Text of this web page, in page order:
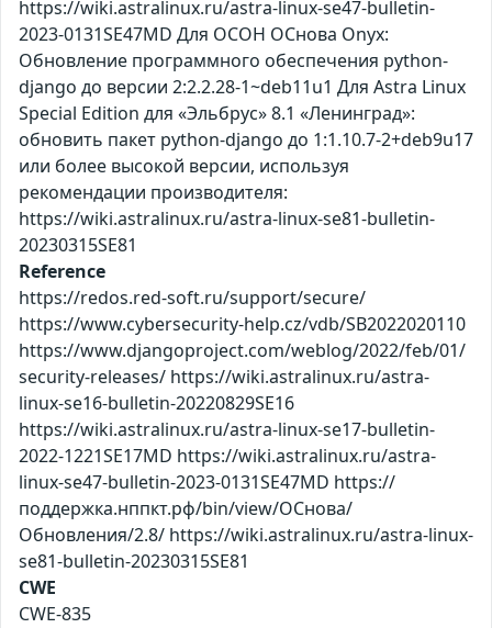
https://wiki.astralinux.ru/astra-linux-se47-bulletin-
2023-0131SE47MD Для ОСОН ОСнова Оnyx:
Обновление программного обеспечения python-
django до версии 2:2.2.28-1~deb11u1 Для Astra Linux
Special Edition для «Эльбрус» 8.1 «Ленинград»:
обновить пакет python-django до 1:1.10.7-2+deb9u17
или более высокой версии, используя
рекомендации производителя:
https://wiki.astralinux.ru/astra-linux-se81-bulletin-
20230315SE81
Reference
https://redos.red-soft.ru/support/secure/
https://www.cybersecurity-help.cz/vdb/SB2022020110
https://www.djangoproject.com/weblog/2022/feb/01/
security-releases/ https://wiki.astralinux.ru/astra-
linux-se16-bulletin-20220829SE16
https://wiki.astralinux.ru/astra-linux-se17-bulletin-
2022-1221SE17MD https://wiki.astralinux.ru/astra-
linux-se47-bulletin-2023-0131SE47MD https://
поддержка.нппкт.рф/bin/view/ОСнова/
Обновления/2.8/ https://wiki.astralinux.ru/astra-linux-
se81-bulletin-20230315SE81
CWE
CWE-835